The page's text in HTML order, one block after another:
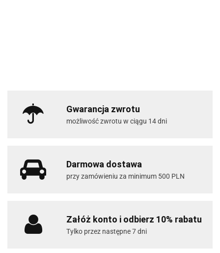
Gwarancja zwrotu
możliwość zwrotu w ciągu 14 dni
Darmowa dostawa
przy zamówieniu za minimum 500 PLN
Załóż konto i odbierz 10% rabatu
Tylko przez następne 7 dni